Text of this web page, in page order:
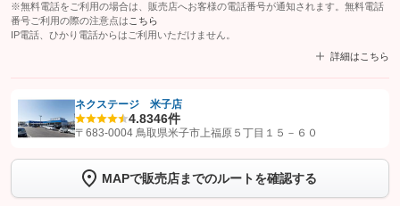
※無料電話をご利用の場合は、販売店へお客様の電話番号が通知されます。無料電話
番号ご利用の際の注意点は こちら
IP電話、ひかり電話からはご利用いただけません。
詳細はこちら
【STEP1】認証画面でグーネットを友だち追加してから「許可する」ボタンを押
トーク画面で
ボタンをタップして問い合わせを
完了してください。
ネクステージ 米子店
4.8346件
〒683-0004 鳥取県米子市上福原５丁目１５－６０
MAPで販売店までのルートを確認する